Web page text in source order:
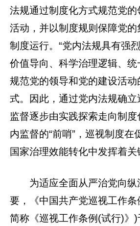
法规通过制度化方式规范党
活动，并以制度规则保障党
制度运行。“党内法规具有强
价值导向、科学治理逻辑、统
规范党的领导和党的建设活动
式。因此，通过党内法规确立
监督逐步由实践探索走向制
内监督的“前哨”，巡视制度在
国家治理效能转化中发挥着关
为适应全面从严治党向
要，《中国共产党巡视工作
简称《巡视工作条例(试行)》)